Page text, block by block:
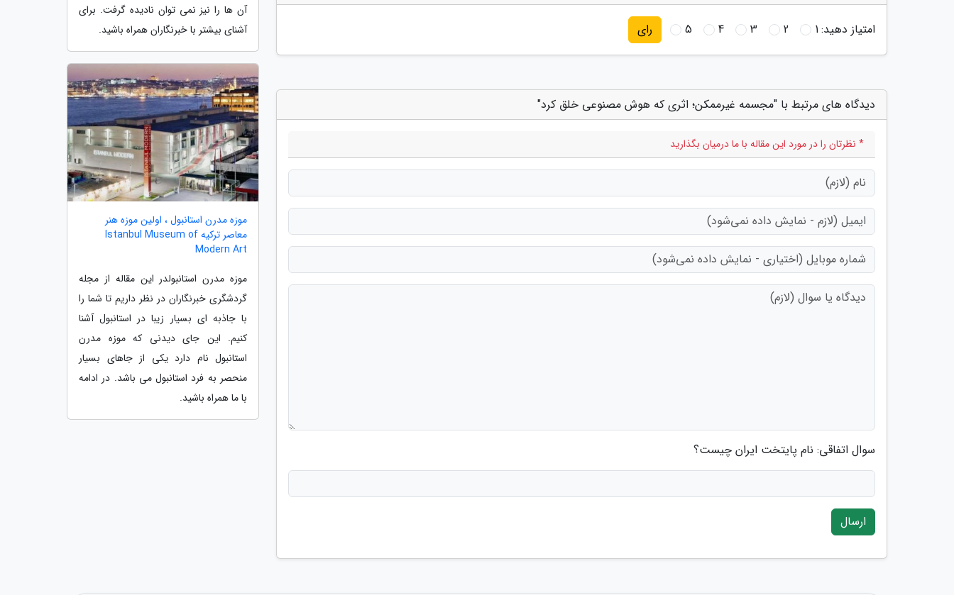
امتیاز دهید:1
2
3
4
5 رای
دیدگاه های مرتبط با "مجسمه غیرممکن؛ اثری که هوش مصنوعی خلق کرد"
* نظرتان را در مورد این مقاله با ما درمیان بگذارید
سوال اتفاقی: نام پایتخت ایران چیست؟
ارسال
آن ها را نیز نمی توان نادیده گرفت. برای
آشنای بیشتر با خبرنگاران همراه باشید.
موزه مدرن استانبول ، اولین موزه هنر
معاصر ترکیه Istanbul Museum of
Modern Art
موزه مدرن استانبولدر این مقاله از مجله
گردشگری خبرنگاران در نظر داریم تا شما را
با جاذبه ای بسیار زیبا در استانبول آشنا
کنیم. این جای دیدنی که موزه مدرن
استانبول نام دارد یکی از جاهای بسیار
منحصر به فرد استانبول می باشد. در ادامه
با ما همراه باشید.